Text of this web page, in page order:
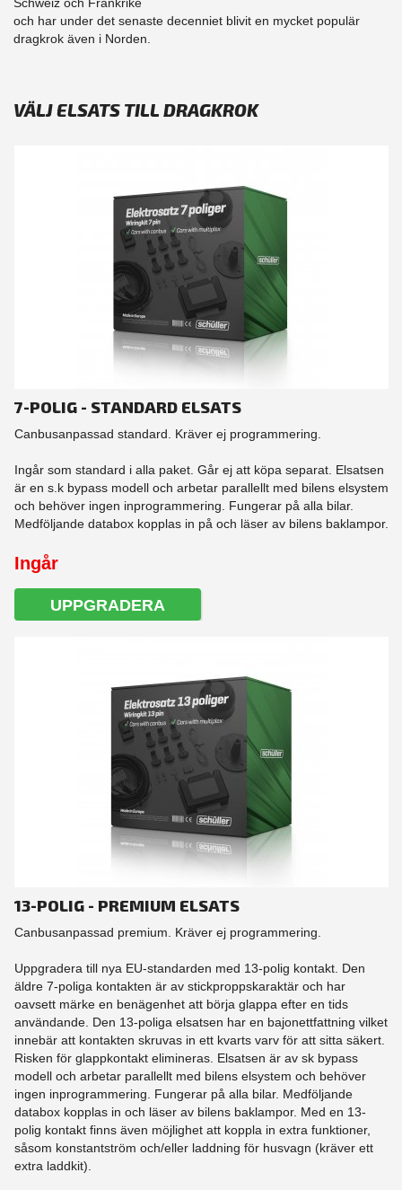
och har under det senaste decenniet blivit en mycket populär
dragkrok även i Norden.
VÄLJ ELSATS TILL DRAGKROK
7-POLIG - STANDARD ELSATS
Canbusanpassad standard. Kräver ej programmering.
Ingår som standard i alla paket. Går ej att köpa separat. Elsatsen
är en s.k bypass modell och arbetar parallellt med bilens elsystem
och behöver ingen inprogrammering. Fungerar på alla bilar.
Medföljande databox kopplas in på och läser av bilens baklampor.
Ingår
UPPGRADERA
13-POLIG - PREMIUM ELSATS
Canbusanpassad premium. Kräver ej programmering.
Uppgradera till nya EU-standarden med 13-polig kontakt. Den
äldre 7-poliga kontakten är av stickproppskaraktär och har
oavsett märke en benägenhet att börja glappa efter en tids
användande. Den 13-poliga elsatsen har en bajonettfattning vilket
innebär att kontakten skruvas in ett kvarts varv för att sitta säkert.
Risken för glappkontakt elimineras. Elsatsen är av sk bypass
modell och arbetar parallellt med bilens elsystem och behöver
ingen inprogrammering. Fungerar på alla bilar. Medföljande
databox kopplas in och läser av bilens baklampor. Med en 13-
polig kontakt finns även möjlighet att koppla in extra funktioner,
såsom konstantström och/eller laddning för husvagn (kräver ett
extra laddkit).